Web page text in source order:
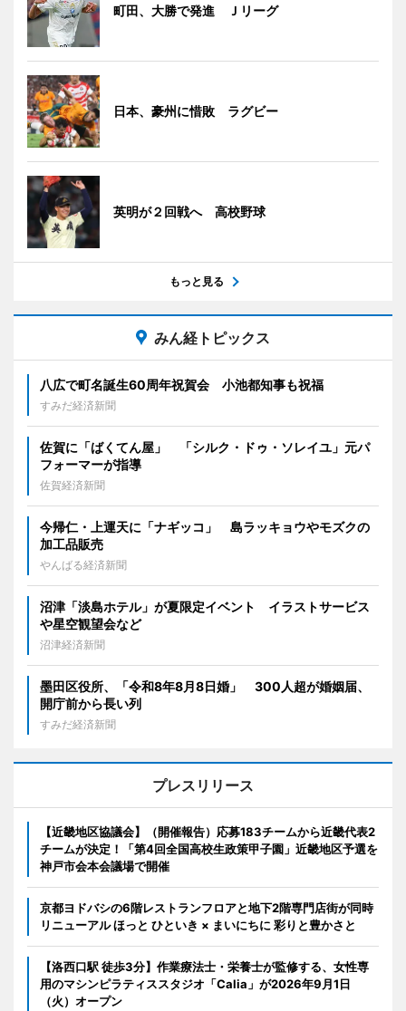
町田、大勝で発進 Ｊリーグ
日本、豪州に惜敗 ラグビー
英明が２回戦へ 高校野球
もっと見る
みん経トピックス
八広で町名誕生60周年祝賀会 小池都知事も祝福
すみだ経済新聞
佐賀に「ばくてん屋」 「シルク・ドゥ・ソレイユ」元パ
フォーマーが指導
佐賀経済新聞
今帰仁・上運天に「ナギッコ」 島ラッキョウやモズクの
加工品販売
やんばる経済新聞
沼津「淡島ホテル」が夏限定イベント イラストサービス
や星空観望会など
沼津経済新聞
墨田区役所、「令和8年8月8日婚」 300人超が婚姻届、
開庁前から長い列
すみだ経済新聞
プレスリリース
【近畿地区協議会】（開催報告）応募183チームから近畿代表2
チームが決定！「第4回全国高校生政策甲子園」近畿地区予選を
神戸市会本会議場で開催
京都ヨドバシの6階レストランフロアと地下2階専門店街が同時
リニューアル ほっと ひといき × まいにちに 彩りと豊かさと
【洛西口駅 徒歩3分】作業療法士・栄養士が監修する、女性専
用のマシンピラティススタジオ「Calia」が2026年9月1日
（火）オープン